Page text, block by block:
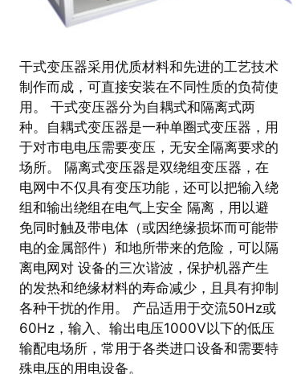
干式变压器采用优质材料和先进的工艺技术
制作而成，可直接安装在不同性质的负荷使
用。 干式变压器分为自耦式和隔离式两
种。自耦式变压器是一种单圈式变压器，用
于对市电电压需要变压，无安全隔离要求的
场所。 隔离式变压器是双绕组变压器，在
电网中不仅具有变压功能，还可以把输入绕
组和输出绕组在电气上安全 隔离，用以避
免同时触及带电体（或因绝缘损坏而可能带
电的金属部件）和地所带来的危险，可以隔
离电网对 设备的三次谐波，保护机器产生
的发热和绝缘材料的寿命减少，且具有抑制
各种干扰的作用。 产品适用于交流50Hz或
60Hz，输入、输出电压1000V以下的低压
输配电场所，常用于各类进口设备和需要特
殊电压的用电设备。